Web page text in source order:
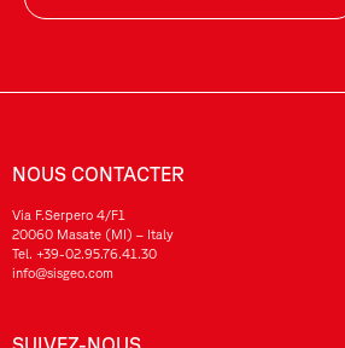
NOUS CONTACTER
Via F.Serpero 4/F1
20060 Masate (MI) – Italy
Tel. +39-02.95.76.41.30
info@sisgeo.com